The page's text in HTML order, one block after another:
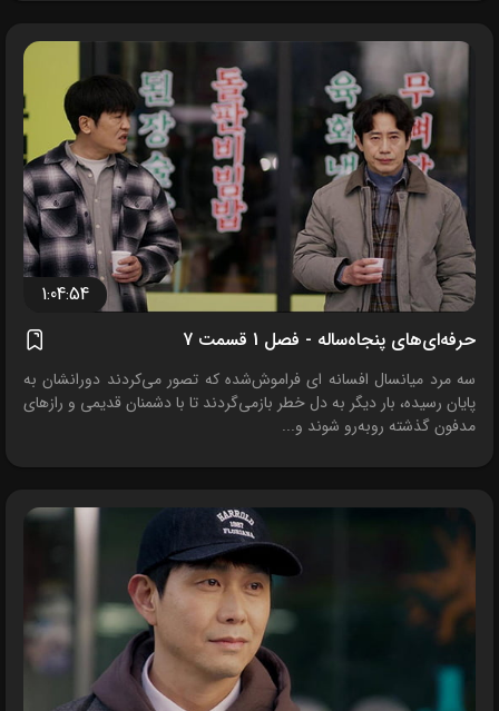
1:04:54
حرفه‌ای‌های پنجاه‌ساله - فصل 1 قسمت 7
سه مرد میانسال افسانه ای فراموش‌شده که تصور می‌کردند دورانشان به
پایان رسیده، بار دیگر به دل خطر بازمی‌گردند تا با دشمنان قدیمی و رازهای
مدفون گذشته روبه‌رو شوند و...